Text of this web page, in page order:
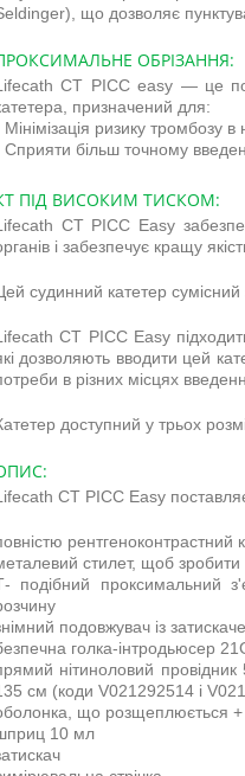
що дозволяє
ОБРІЗАННЯ:
CT PICC easy — це
призначений для:
Мінімізація ризику тромбозу
Сприяти більш точному
ПІД ВИСОКИМ ТИСКОМ:
CT PICC Easy
і забезпечує кращу
судинний катетер сумісний
CT PICC Easy
дозволяють вводити цей
в різних місцях
доступний у трьох
CT PICC Easy
рентгеноконтрастний
стилет, щоб
подібний проксимальний
подовжувач із
голка-інтродьюсер
нітиноловий
см (коди V021292514 і
що розщеплюється
10 мл